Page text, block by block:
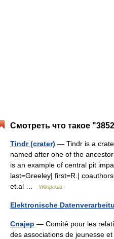
Смотреть что такое
Tindr (crater) — Tindr is a
named after one of the
is an example of central pit
last=Greeley| first=R.|
et.al …
Wikipedia
Elektronische
Cnajep — Comité pour les
des associations de jeunesse